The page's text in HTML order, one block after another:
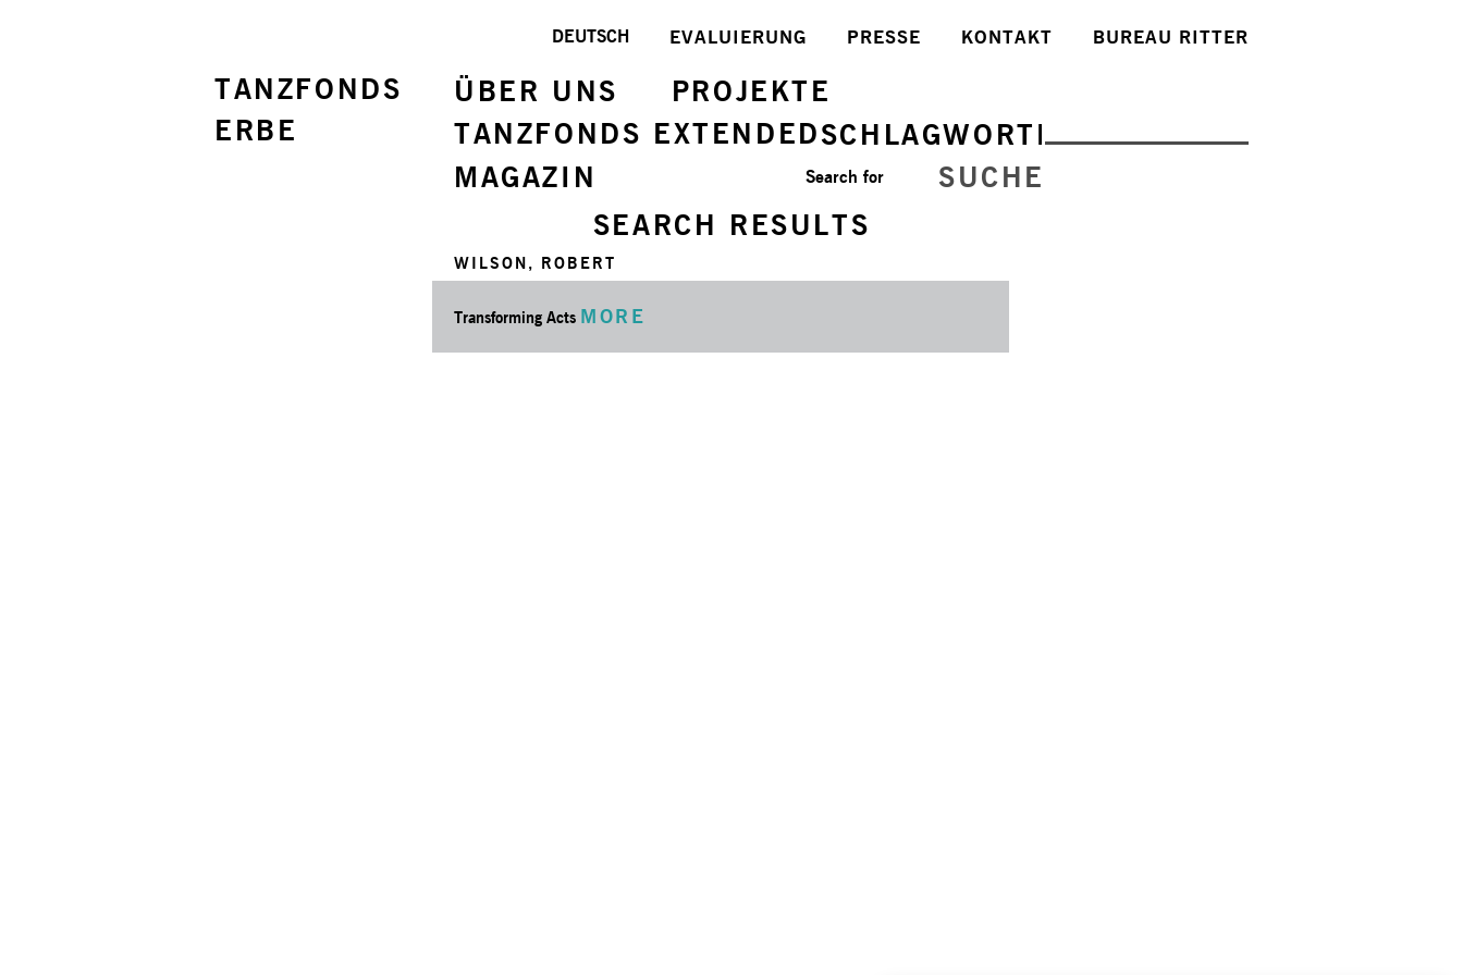
TANZFONDS
ERBE
BUREAU RITTER
KONTAKT
PRESSE
EVALUIERUNG
DEUTSCH
ÜBER UNS
PROJEKTE
TANZFONDS EXTENDEDSCHLAGWORTE
MAGAZIN
SUCHE
Search for
SEARCH RESULTS
WILSON, ROBERT
Transforming Acts MORE